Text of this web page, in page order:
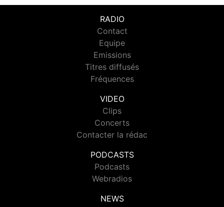
RADIO
Contact
Equipe
Emissions
Titres diffusés
Fréquences
VIDEO
Clips
Concerts
Contacter la rédac
PODCASTS
Podcasts
Webradios
NEWS